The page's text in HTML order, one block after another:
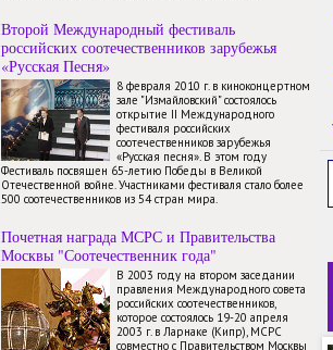
Второй Международный фестиваль
российских соотечественников зарубежья
«Русская Песня»
8 февраля 2010 г. в киноконцертном
зале "Измайловский" состоялось
открытие II Международного
фестиваля российских
соотечественников зарубежья
«Русская песня». В этом году
Фестиваль посвящен 65-летию Победы в Великой
Отечественной войне. Участниками фестиваля стало более
500 соотечественников из 54 стран мира.
Почетная награда МСРС и Правительства
Москвы "Соотечественник года"
В 2003 году на втором заседании
правления Международного совета
российских соотечественников,
которое состоялось 19-20 апреля
2003 г. в Ларнаке (Кипр), МСРС
совместно с Правительством Москвы